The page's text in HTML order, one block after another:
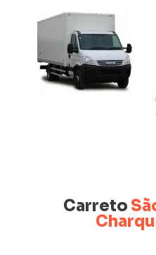
Carreto